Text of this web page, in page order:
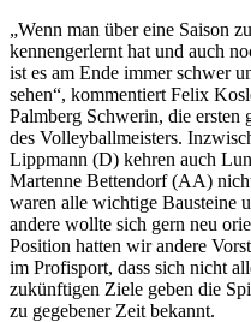
„Wenn man über eine Saison
kennengerlernt hat und auch
ist es am Ende immer schwer
sehen“, kommentiert Felix
Palmberg Schwerin, die ersten
des Volleyballmeisters.
Lippmann (D) kehren auch
Martenne Bettendorf (AA)
waren alle wichtige Bausteine
andere wollte sich gern neu
Position hatten wir andere
im Profisport, dass sich nicht
zukünftigen Ziele geben die
zu gegebener Zeit bekannt.